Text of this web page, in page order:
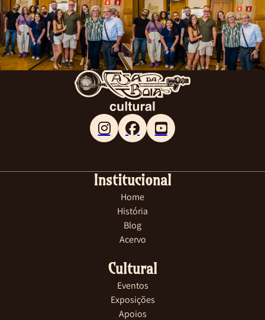
Follow me on Facebook
Follow me on X
Follow me on LinkedIn
Institucional
Home
História
Blog
Acervo
Cultural
Eventos
Exposições
Apoios